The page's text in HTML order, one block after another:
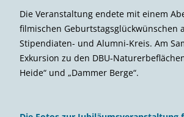
Die Veranstaltung endete mit einem
filmischen Geburtstagsglückwünschen
Stipendiaten- und Alumni-Kreis. Am
Exkursion zu den DBU-
Heide“ und „Dammer Berge“.